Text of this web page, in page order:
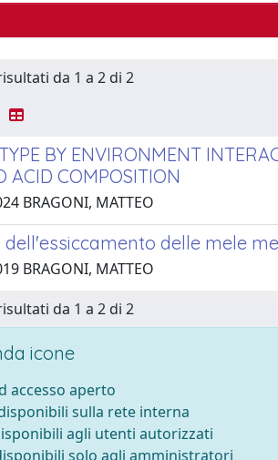
da 1 a 2 di 2
BY ENVIRONMENT
ACID COMPOSITION
BRAGONI, MATTEO
dell'essiccamento delle mele
BRAGONI, MATTEO
da 1 a 2 di 2
icone
accesso aperto
sulla rete interna
agli utenti autorizzati
solo agli amministratori